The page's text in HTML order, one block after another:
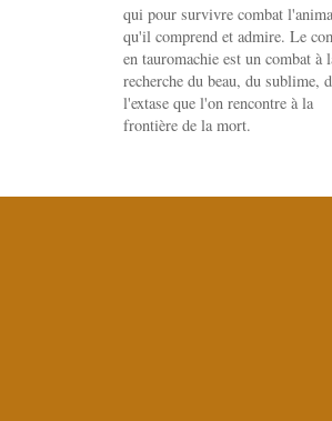
qui pour survivre combat
qu'il comprend et admire. Le
en tauromachie est un combat à
recherche du beau, du sublime,
l'extase que l'on rencontre à la
frontière de la mort.